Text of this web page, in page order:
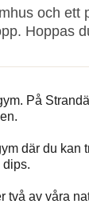
och
Hoppas
På
där du
dips.
två av våra